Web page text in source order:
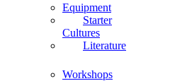
Equipment
Starter
Cultures
Literature
Workshops